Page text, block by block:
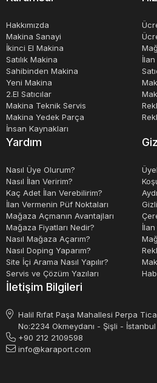
projelerinin birçok farklı
Hakkımızda
Makina Sanayi
İkinci El Makina
Satılık Makina
Sahibinden Makina
Yeni Makina
2.El Satıcılar
Makina Teknik Servis
Makina Yedek Parça
İnsan Kaynakları
Yardım
Nasıl Üye Olurum?
Nasıl İlan Veririm?
Kaç Adet İlan Verebilirim?
İlan Vermenin Püf Noktaları
Mağaza Açmanın Avantajları
Mağaza Fiyatları Nedir?
Nasıl Mağaza Açarım?
Nasıl Doping Yaparım?
Site İçi Arama Nasıl Yapılır?
Servis ve Çözüm Yazıları
İlan
İletişim Bilgileri
Halil Rıfat Paşa Mahallesi Perpa
No:2234 Okmeydanı - Şişli -
+90 212 2109598
info@karaport.com